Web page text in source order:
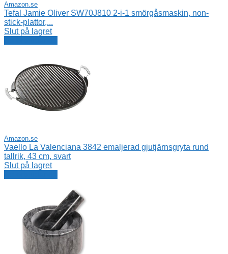
Amazon.se
Tefal Jamie Oliver SW70J810 2-i-1 smörgåsmaskin, non-
stick-plattor,...
Slut på lagret
Amazon.se
Vaello La Valenciana 3842 emaljerad gjutjärnsgryta rund
tallrik, 43 cm, svart
Slut på lagret